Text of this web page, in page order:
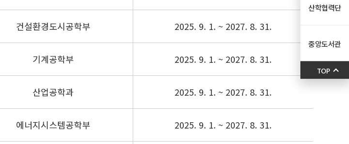
건설환경도시공학부 2025. 9. 1. ~ 2027. 8. 31.
기계공학부 2025. 9. 1. ~ 2027. 8. 31.
산업공학과 2025. 9. 1. ~ 2027. 8. 31.
에너지시스템공학부 2025. 9. 1. ~ 2027. 8. 31.
산학협력단
중앙도서관
TOP